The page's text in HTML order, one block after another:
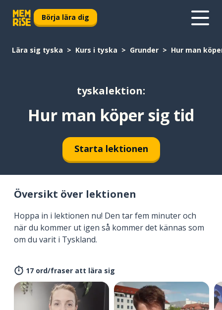
Börja lära dig
Lära sig tyska Kurs i tyska Grunder Hur man
tyskalektion:
Hur man köper sig tid
Starta lektionen
Översikt över lektionen
Hoppa in i lektionen nu! Den tar fem minuter och
när du kommer ut igen så kommer det kännas som
om du varit i Tyskland.
17 ord/fraser att lära sig